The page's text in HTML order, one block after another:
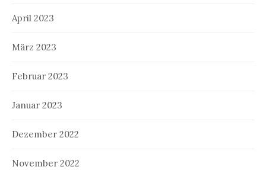
April 2023
März 2023
Februar 2023
Januar 2023
Dezember 2022
November 2022